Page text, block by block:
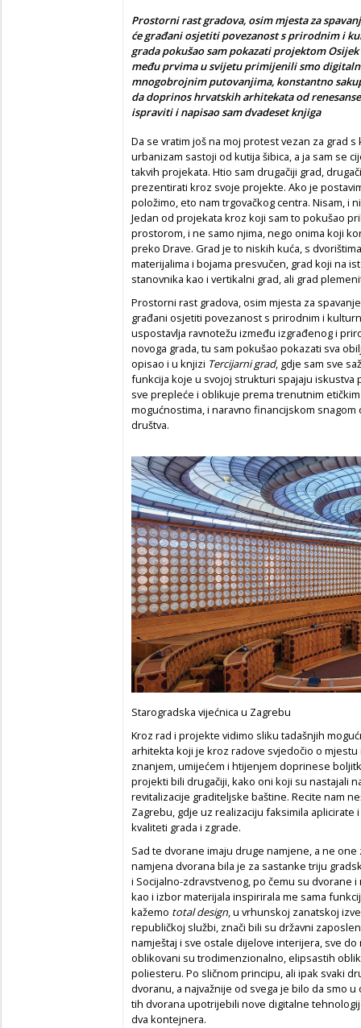
Prostorni rast gradova, osim mjesta za
će građani osjetiti povezanost s prirodnim i
grada pokušao sam pokazati projektom
među prvima u svijetu primijenili smo
mnogobrojnim putovanjima, konstantno
da doprinos hrvatskih arhitekata od
ispraviti i napisao sam dvadeset knjiga
Da se vratim još na moj protest vezan za grad
urbanizam sastoji od kutija šibica, a ja sam se
takvih projekata. Htio sam drugačiji grad,
prezentirati kroz svoje projekte. Ako je
položimo, eto nam trgovačkog centra. Nisam, i
Jedan od projekata kroz koji sam to pokušao
prostorom, i ne samo njima, nego onima koji
preko Drave. Grad je to niskih kuća, s
materijalima i bojama presvučen, grad koji na
stanovnika kao i vertikalni grad, ali grad
Prostorni rast gradova, osim mjesta za
građani osjetiti povezanost s prirodnim i
uspostavlja ravnotežu između izgrađenog i
novoga grada, tu sam pokušao pokazati sva
opisao i u knjizi Tercijarni grad, gdje sam sve
funkcija koje u svojoj strukturi spajaju
sve prepleće i oblikuje prema trenutnim
mogućnostima, i naravno financijskom
društva.
Starogradska vijećnica u Zagrebu
Kroz rad i projekte vidimo sliku tadašnjih
arhitekta koji je kroz radove svjedočio o
znanjem, umijećem i htijenjem doprinese
projekti bili drugačiji, kako oni koji su nastajali
revitalizacije graditeljske baštine. Recite nam
Zagrebu, gdje uz realizaciju faksimila
kvaliteti grada i zgrade.
Sad te dvorane imaju druge namjene, a ne
namjena dvorana bila je za sastanke triju
i Socijalno-zdravstvenog, po čemu su dvorane
kao i izbor materijala inspirirala me sama
kažemo total design, u vrhunskoj zanatskoj
republičkoj službi, znači bili su državni
namještaj i sve ostale dijelove interijera, sve
oblikovani su trodimenzionalno, elipsastih
poliesteru. Po sličnom principu, ali ipak svaki
dvoranu, a najvažnije od svega je bilo da smo
tih dvorana upotrijebili nove digitalne
dva kontejnera.